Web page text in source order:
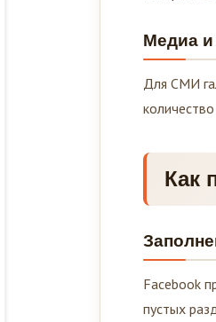
Медиа и
Для СМИ
Как
Facebook
пустых